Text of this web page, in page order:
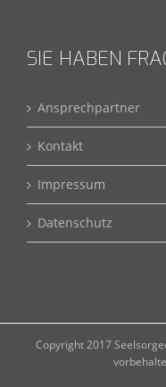
SIE HABEN
Ansprechpartner
Kontakt
Impressum
Datenschutz
Copyright 2017